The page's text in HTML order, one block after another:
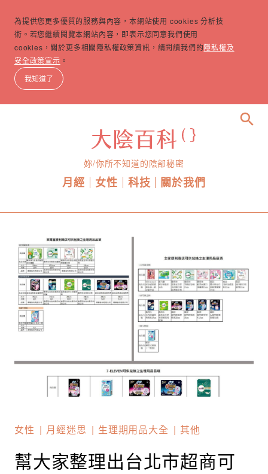
為提供您更多優質的服務與內容，本網站使用 cookies 分析技
術。若您繼續閱覽本網站內容，即表示您同意我們使用
cookies，關於更多相關隱私權政策資訊，請閱讀我們的隱私權及
安全政策宣示 。
我知道了
妳/你所不知道的陰部秘密
月經 女性 科技 關於我們
search
女性 月經迷思 生理期用品大全 其他
幫大家整理出台北市超商可